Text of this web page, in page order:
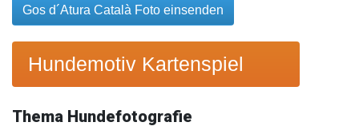
Gos d´Atura Català Foto einsenden
Hundemotiv Kartenspiel
Thema Hundefotografie